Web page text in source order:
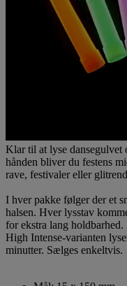
Klar til at lyse dansegulvet
hånden bliver du festens
rave, festivaler eller
I hver pakke følger der et
halsen. Hver lysstav
for ekstra lang
High Intense-varianten
minutter. Sælges enkeltvis.